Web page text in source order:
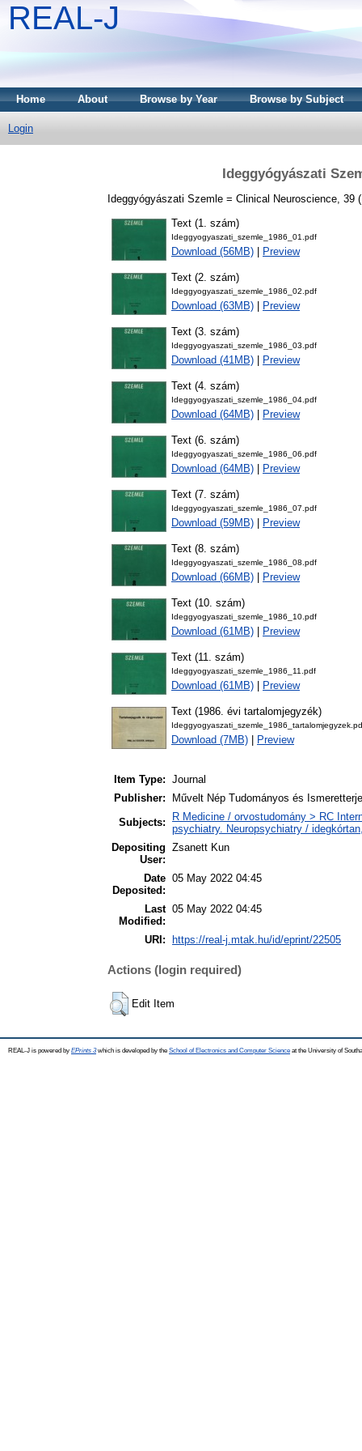
REAL-J
Home About Browse by Year Browse by Subject
Login
Ideggyógyászati
Ideggyógyászati Szemle = Clinical Neuroscience, 39
Text (1. szám)
Ideggyogyaszati_szemle_1986_01.pdf
Download (56MB) Preview
Text (2. szám)
Ideggyogyaszati_szemle_1986_02.pdf
Download (63MB) Preview
Text (3. szám)
Ideggyogyaszati_szemle_1986_03.pdf
Download (41MB) Preview
Text (4. szám)
Ideggyogyaszati_szemle_1986_04.pdf
Download (64MB) Preview
Text (6. szám)
Ideggyogyaszati_szemle_1986_06.pdf
Download (64MB) Preview
Text (7. szám)
Ideggyogyaszati_szemle_1986_07.pdf
Download (59MB) Preview
Text (8. szám)
Ideggyogyaszati_szemle_1986_08.pdf
Download (66MB) Preview
Text (10. szám)
Ideggyogyaszati_szemle_1986_10.pdf
Download (61MB) Preview
Text (11. szám)
Ideggyogyaszati_szemle_1986_11.pdf
Download (61MB) Preview
Text (1986. évi tartalomjegyzék)
Download (7MB) Preview
Item Type: Journal
Publisher:
Művelt Nép Tudományos és
Subjects:
R Medicine / orvostudomány > RC
psychiatry. Neuropsychiatry /
Depositing
User:
Zsanett Kun
Date
Deposited:
05 May 2022 04:45
Last
Modified:
05 May 2022 04:45
URI: https://real-j.mtak.hu/id/eprint/22505
Actions (login required)
Edit Item
REAL-J is powered by EPrints 3which is developed by the School of Electronics and Computer Science at the University of